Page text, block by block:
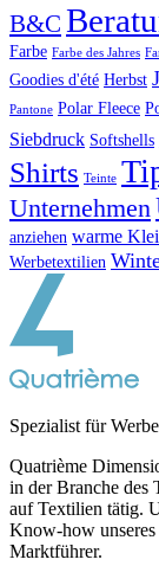
B&C
Farbe Farbe des Jahres
Goodies d'été Herbst
Pantone Polar Fleece
Siebdruck Softshells
Shirts Teinte
Unternehmen
anziehen warme
Werbetextilien
Spezialist für
Quatrième
in der Branche des
auf Textilien tätig.
Know-how unseres
Marktführer.